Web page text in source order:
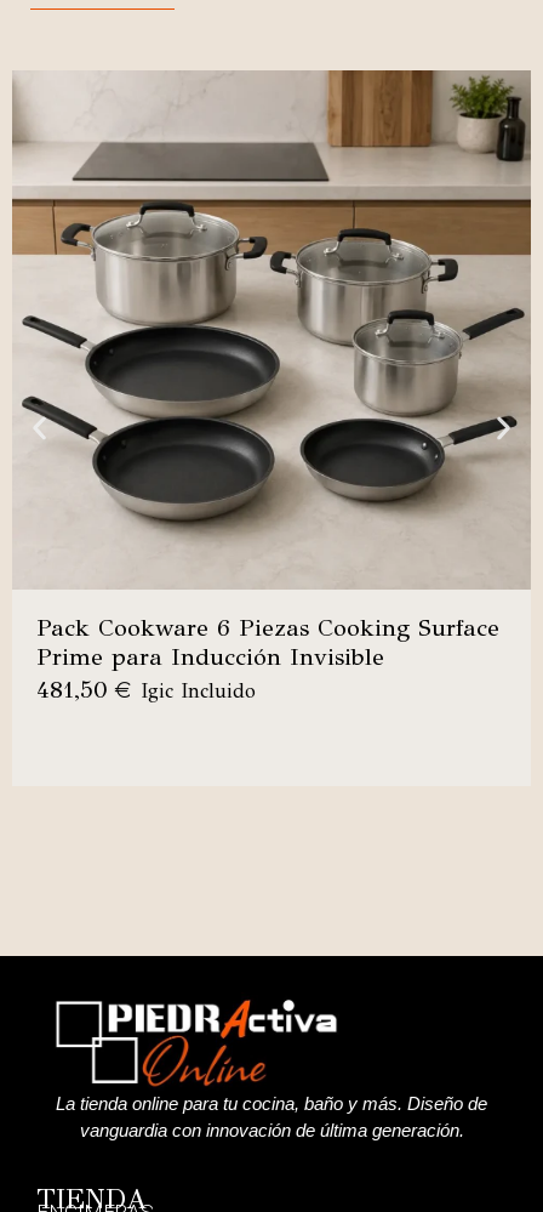
Pack Cookware 6 Piezas Cooking Surface
Prime para Inducción Invisible
481,50 € Igic Incluido
La tienda online para tu cocina, baño y más. Diseño de
vanguardia con innovación de última generación.
TIENDA